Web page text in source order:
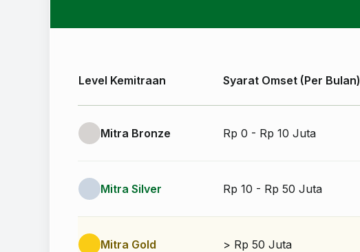
Level Kemitraan Syarat Omset (Per Bulan)
Mitra Bronze Rp 0 - Rp 10 Juta
Mitra Silver Rp 10 - Rp 50 Juta
Mitra Gold > Rp 50 Juta